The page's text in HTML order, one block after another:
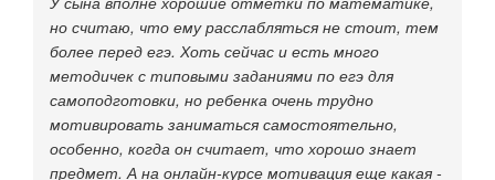
но считаю, что ему расслабляться не стоит, тем
более перед егэ. Хоть сейчас и есть много
методичек с типовыми заданиями по егэ для
самоподготовки, но ребенка очень трудно
мотивировать заниматься самостоятельно,
особенно, когда он считает, что хорошо знает
предмет. А на онлайн-курсе мотивация еще какая -